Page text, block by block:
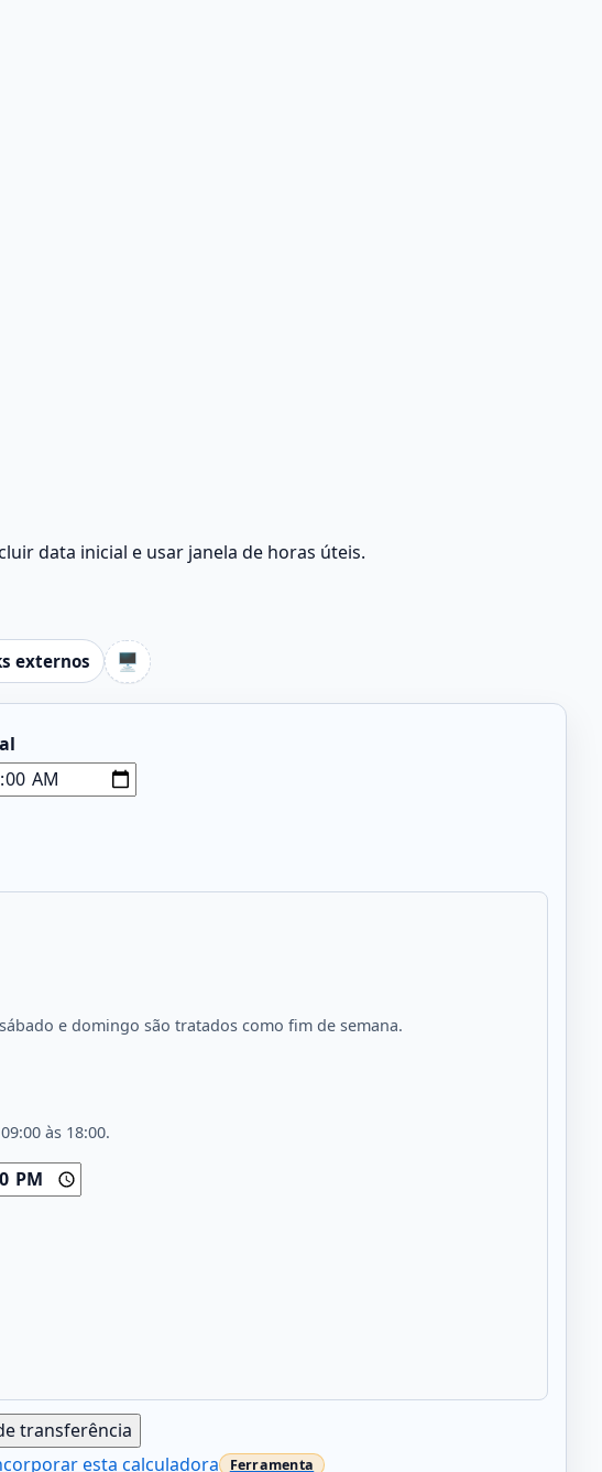
externos 🖥️
data inicial e usar janela de horas úteis.
e domingo são tratados como fim de semana.
às 18:00.
transferência
esta calculadora